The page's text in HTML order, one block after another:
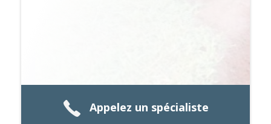
Appelez un spécialiste